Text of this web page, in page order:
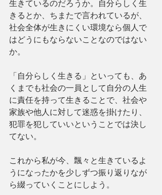
生きているのだろうか。自分らしく生
きるとか、ちまたで言われているが、
社会全体が生きにくい環境なら個人で
はどうにもならないことなのではない
か。
「自分らしく生きる」といっても、あ
くまでも社会の一員として自分の人生
に責任を持って生きることで、社会や
家族や他人に対して迷惑を掛けたり、
犯罪を犯していいということでは決し
てない。
これから私が今、飄々と生きているよ
うになったかを少しずつ振り返りなが
ら綴っていくことにしよう。